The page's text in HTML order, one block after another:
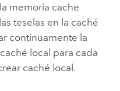
memoria cache
teselas en la caché
continuamente la
local para cada
caché local.